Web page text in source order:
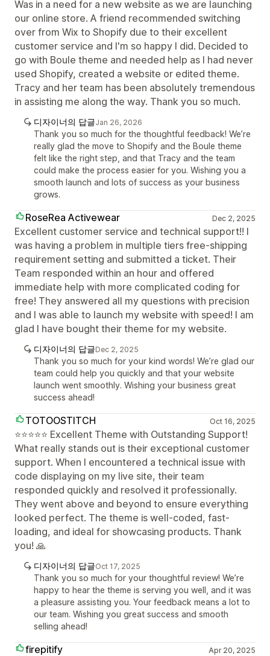
Was in a need for a new website as we are launching
our online store. A friend recommended switching
over from Wix to Shopify due to their excellent
customer service and I'm so happy I did. Decided to
go with Boule theme and needed help as I had never
used Shopify, created a website or edited theme.
Tracy and her team has been absolutely tremendous
in assisting me along the way. Thank you so much.
디자이너의 답글Jan 26, 2026
Thank you so much for the thoughtful feedback! We’re
really glad the move to Shopify and the Boule theme
felt like the right step, and that Tracy and the team
could make the process easier for you. Wishing you a
smooth launch and lots of success as your business
grows.
RoseRea Activewear Dec 2, 2025
Excellent customer service and technical support!! I
was having a problem in multiple tiers free-shipping
requirement setting and submitted a ticket. Their
Team responded within an hour and offered
immediate help with more complicated coding for
free! They answered all my questions with precision
and I was able to launch my website with speed! I am
glad I have bought their theme for my website.
디자이너의 답글Dec 2, 2025
Thank you so much for your kind words! We’re glad our
team could help you quickly and that your website
launch went smoothly. Wishing your business great
success ahead!
TOTOOSTITCH Oct 16, 2025
⭐⭐⭐⭐⭐ Excellent Theme with Outstanding Support!
What really stands out is their exceptional customer
support. When I encountered a technical issue with
code displaying on my live site, their team
responded quickly and resolved it professionally.
They went above and beyond to ensure everything
looked perfect. The theme is well-coded, fast-
loading, and ideal for showcasing products. Thank
you! 🙏
디자이너의 답글Oct 17, 2025
Thank you so much for your thoughtful review! We’re
happy to hear the theme is serving you well, and it was
a pleasure assisting you. Your feedback means a lot to
our team. Wishing you great success and smooth
selling ahead!
firepitify Apr 20, 2025